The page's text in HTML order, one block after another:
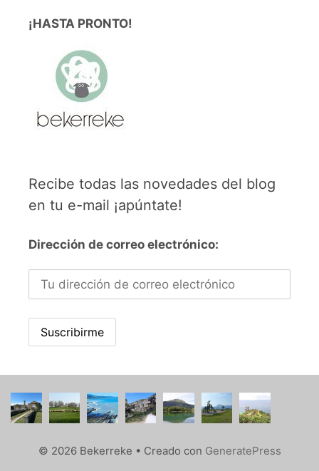
¡HASTA PRONTO!
Recibe todas las novedades del blog
en tu e-mail ¡apúntate!
Dirección de correo electrónico:
© 2026 Bekerreke • Creado con GeneratePress